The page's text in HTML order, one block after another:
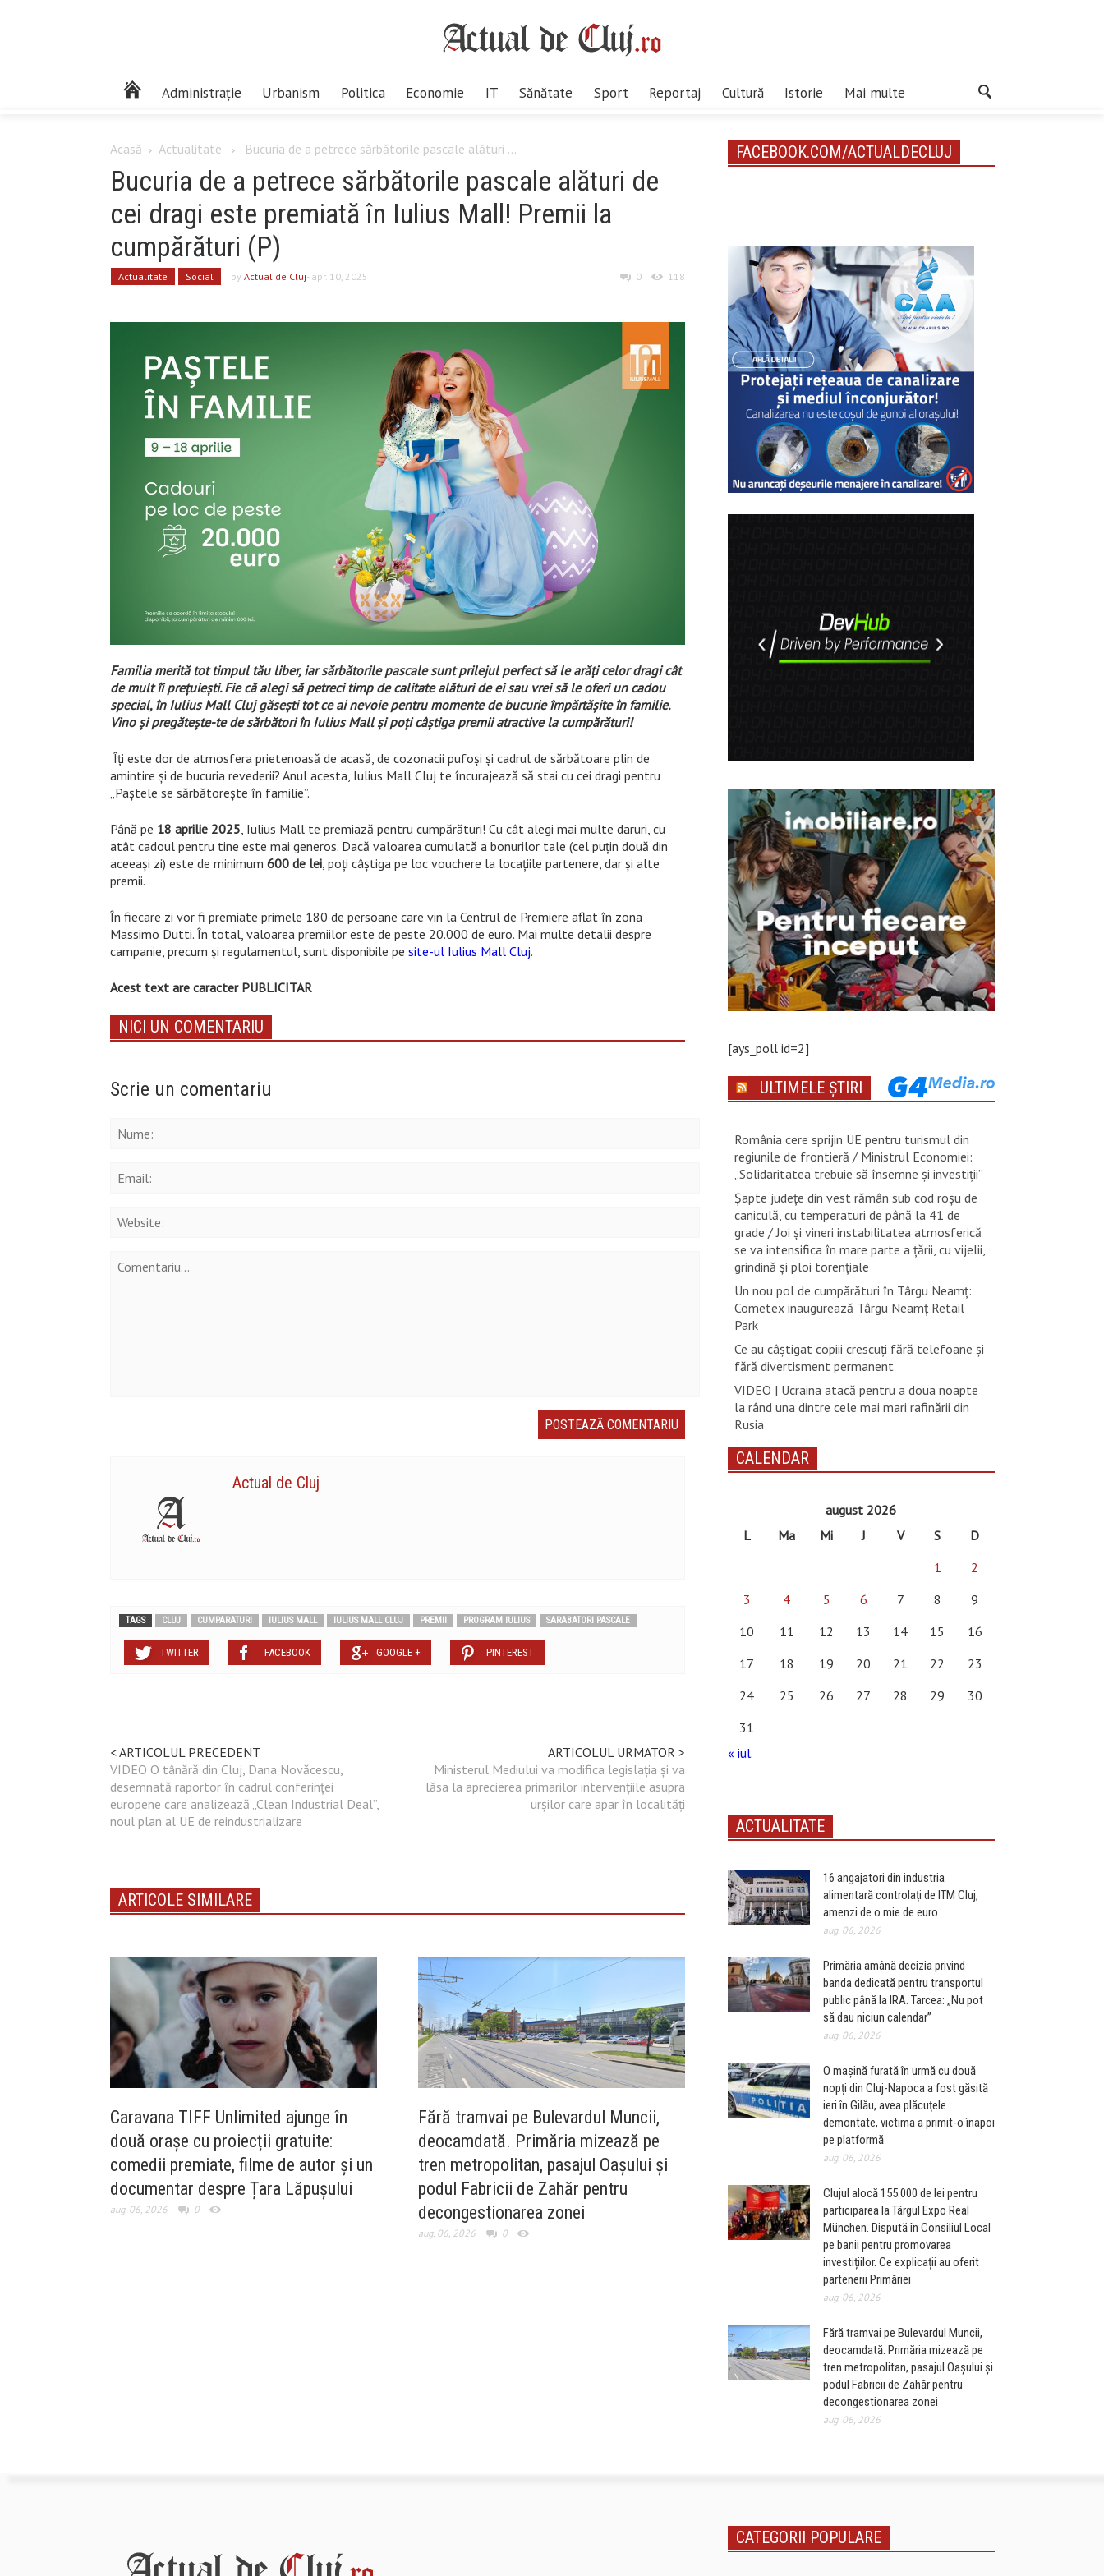
Administrație Urbanism Politica Economie IT Sănătate Sport Reportaj Cultură Istorie Mai multe
Acasă Actualitate Bucuria de a petrece sărbătorile pascale alături ...
Bucuria de a petrece sărbătorile pascale alături de
cei dragi este premiată în Iulius Mall! Premii la
cumpărături (P)
Actualitate Social by Actual de Cluj- apr. 10, 2025 0 118
Familia merită tot timpul tău liber, iar sărbătorile pascale sunt prilejul perfect să le arăți celor dragi cât
de mult îi prețuiești. Fie că alegi să petreci timp de calitate alături de ei sau vrei să le oferi un cadou
special, în Iulius Mall Cluj găsești tot ce ai nevoie pentru momente de bucurie împărtășite în familie.
Vino și pregătește-te de sărbători în Iulius Mall și poți câștiga premii atractive la cumpărături!
Îți este dor de atmosfera prietenoasă de acasă, de cozonacii pufoși și cadrul de sărbătoare plin de
amintire și de bucuria revederii? Anul acesta, Iulius Mall Cluj te încurajează să stai cu cei dragi pentru
„Paștele se sărbătorește în familie”.
Până pe 18 aprilie 2025, Iulius Mall te premiază pentru cumpărături! Cu cât alegi mai multe daruri, cu
atât cadoul pentru tine este mai generos. Dacă valoarea cumulată a bonurilor tale (cel puțin două din
aceeași zi) este de minimum 600 de lei, poți câștiga pe loc vouchere la locațiile partenere, dar și alte
premii.
În fiecare zi vor fi premiate primele 180 de persoane care vin la Centrul de Premiere aflat în zona
Massimo Dutti. În total, valoarea premiilor este de peste 20.000 de euro. Mai multe detalii despre
campanie, precum și regulamentul, sunt disponibile pe site-ul Iulius Mall Cluj.
Acest text are caracter PUBLICITAR
NICI UN COMENTARIU
Scrie un comentariu
Actual de Cluj
TAGS CLUJ CUMPARATURI IULIUS MALL IULIUS MALL CLUJ PREMII PROGRAM IULIUS SARABATORI PASCALE
TWITTER FACEBOOK GOOGLE + PINTEREST
< ARTICOLUL PRECEDENT
VIDEO O tânără din Cluj, Dana Novăcescu,
desemnată raportor în cadrul conferinței
europene care analizează „Clean Industrial Deal”,
noul plan al UE de reindustrializare
ARTICOLUL URMATOR >
Ministerul Mediului va modifica legislația și va
lăsa la aprecierea primarilor intervențiile asupra
urșilor care apar în localități
ARTICOLE SIMILARE
Caravana TIFF Unlimited ajunge în
două orașe cu proiecții gratuite:
comedii premiate, filme de autor și un
documentar despre Țara Lăpușului
aug. 06, 2026 0
Fără tramvai pe Bulevardul Muncii,
deocamdată. Primăria mizează pe
tren metropolitan, pasajul Oașului și
podul Fabricii de Zahăr pentru
decongestionarea zonei
aug. 06, 2026 0
FACEBOOK.COM/ACTUALDECLUJ
[ays_poll id=2]
ULTIMELE ȘTIRI
România cere sprijin UE pentru turismul din
regiunile de frontieră / Ministrul Economiei:
„Solidaritatea trebuie să însemne și investiții”
Șapte județe din vest rămân sub cod roșu de
caniculă, cu temperaturi de până la 41 de
grade / Joi și vineri instabilitatea atmosferică
se va intensifica în mare parte a țării, cu vijelii,
grindină și ploi torențiale
Un nou pol de cumpărături în Târgu Neamț:
Cometex inaugurează Târgu Neamț Retail
Park
Ce au câștigat copiii crescuți fără telefoane și
fără divertisment permanent
VIDEO | Ucraina atacă pentru a doua noapte
la rând una dintre cele mai mari rafinării din
Rusia
CALENDAR
august 2026
L
Ma Mi J V S
D
1
2
3
4 5 6 7 8
9
10
11 12 13 14 15
16
17
18 19 20 21 22
23
24
25 26 27 28 29
30
31
« iul.
ACTUALITATE
16 angajatori din industria
alimentară controlați de ITM Cluj,
amenzi de o mie de euro
aug. 06, 2026
Primăria amână decizia privind
banda dedicată pentru transportul
public până la IRA. Tarcea: „Nu pot
să dau niciun calendar”
aug. 06, 2026
O mașină furată în urmă cu două
nopți din Cluj-Napoca a fost găsită
ieri în Gilău, avea plăcuțele
demontate, victima a primit-o înapoi
pe platformă
aug. 06, 2026
Clujul alocă 155.000 de lei pentru
participarea la Târgul Expo Real
München. Dispută în Consiliul Local
pe banii pentru promovarea
investițiilor. Ce explicații au oferit
partenerii Primăriei
aug. 06, 2026
Fără tramvai pe Bulevardul Muncii,
deocamdată. Primăria mizează pe
tren metropolitan, pasajul Oașului și
podul Fabricii de Zahăr pentru
decongestionarea zonei
aug. 06, 2026
CATEGORII POPULARE